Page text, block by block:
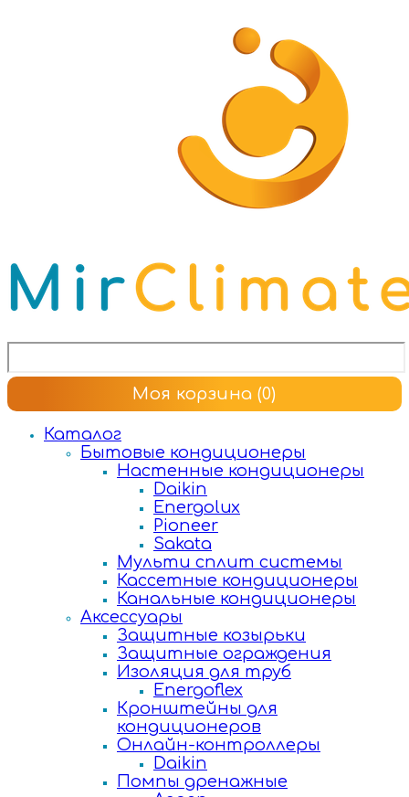
Моя корзина (0)
Каталог
Бытовые кондиционеры
Настенные кондиционеры
Daikin
Energolux
Pioneer
Sakata
Мульти сплит системы
Кассетные кондиционеры
Канальные кондиционеры
Аксессуары
Защитные козырьки
Защитные ограждения
Изоляция для труб
Energoflex
Кронштейны для
кондиционеров
Онлайн-контроллеры
Daikin
Помпы дренажные